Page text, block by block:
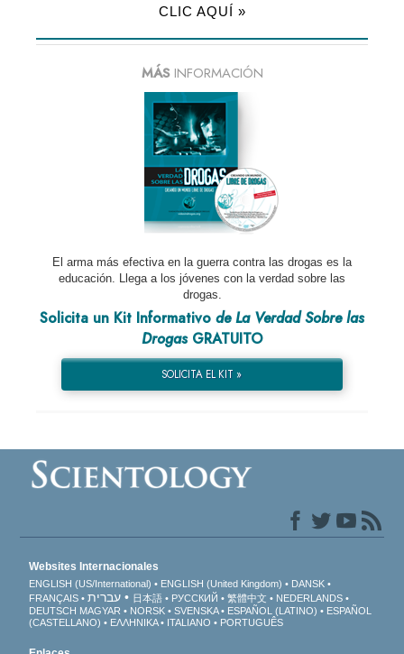
CLIC AQUÍ »
MÁSINFORMACIÓN
El arma más efectiva en la guerra contra las drogas es la
educación. Llega a los jóvenes con la verdad sobre las
drogas.
Solicita un Kit Informativo de La Verdad Sobre las
DrogasGRATUITO
SOLICITA EL KIT »
Websites Internacionales
ENGLISH (US/International) ENGLISH (United Kingdom)
DANSK
FRANÇAIS
עברית 日本語 РУССКИЙ 繁體中文
NEDERLANDS
DEUTSCH MAGYAR NORSK SVENSKA ESPAÑOL (LATINO)
ESPAÑOL
(CASTELLANO)
ΕΛΛΗΝΙΚA ITALIANO PORTUGUÊS